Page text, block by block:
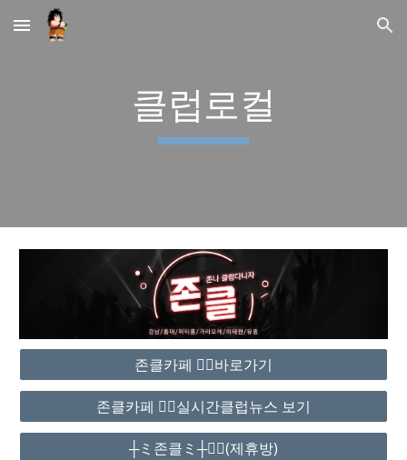
Skip to main content Skip to navigation
클럽로컬
존클카페 ❤️‍🔥바로가기
존클카페 ❤️‍🔥실시간클럽뉴스 보기
┼ミ존클ミ┼❤️‍🔥(제휴방)